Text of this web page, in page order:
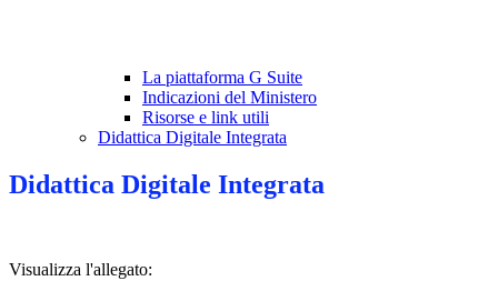
La piattaforma G Suite
Indicazioni del Ministero
Risorse e link utili
Didattica Digitale Integrata
Didattica Digitale Integrata
Visualizza l'allegato: